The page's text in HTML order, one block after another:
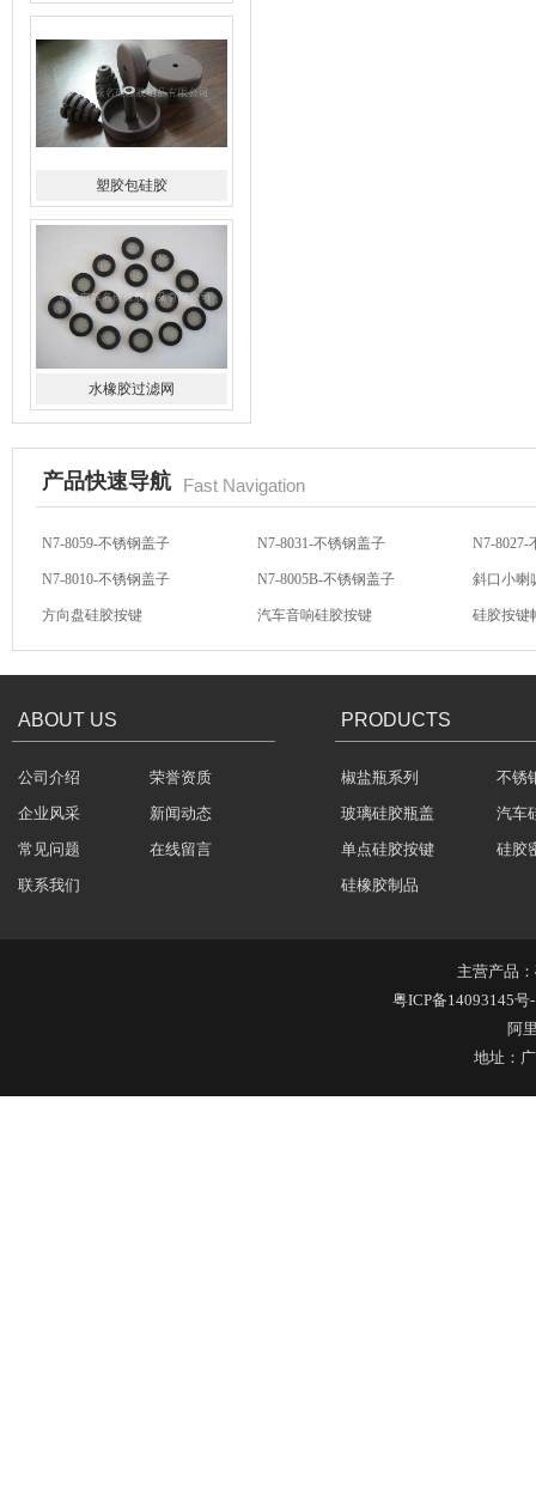
塑胶包硅胶
水橡胶过滤网
酒罐密封圈
玻璃瓶盖密封圈
产品快速导航 Fast Navigation
N7-8059-不锈钢盖子 N7-8031-不锈钢盖子 N7-8027-
N7-8010-不锈钢盖子 N7-8005B-不锈钢盖子 斜口小喇
方向盘硅胶按键 汽车音响硅胶按键 硅胶按键
ABOUT US
公司介绍
荣誉资质
企业风采
新闻动态
常见问题
在线留言
联系我们
PRODUCTS
椒盐瓶系列
不锈
玻璃硅胶瓶盖
汽车
单点硅胶按键
硅胶
硅橡胶制品
主营产品：
粤ICP备14093145号
阿
地址：